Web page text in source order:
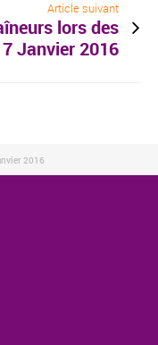
Article suivant
lors des
Janvier 2016
2016